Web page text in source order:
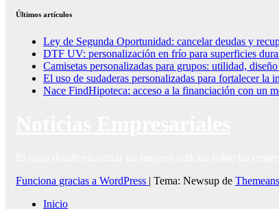
Últimos artículos
Ley de Segunda Oportunidad: cancelar deudas y
DTF UV: personalización en frío para superficies
Camisetas personalizadas para grupos: utilidad,
El uso de sudaderas personalizadas para fortalecer la
Nace FindHipoteca: acceso a la financiación con un
Funciona gracias a WordPress | Tema: Newsup de
Inicio